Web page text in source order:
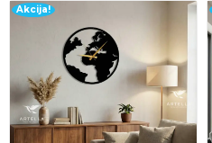
Akcija!